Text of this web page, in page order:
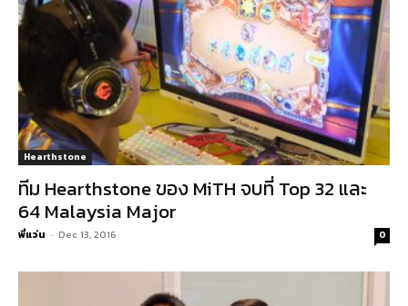
Hearthstone
ทีม Hearthstone ของ MiTH จบที่ Top 32 และ
64 Malaysia Major
พี่แว่น - Dec 13, 2016 0